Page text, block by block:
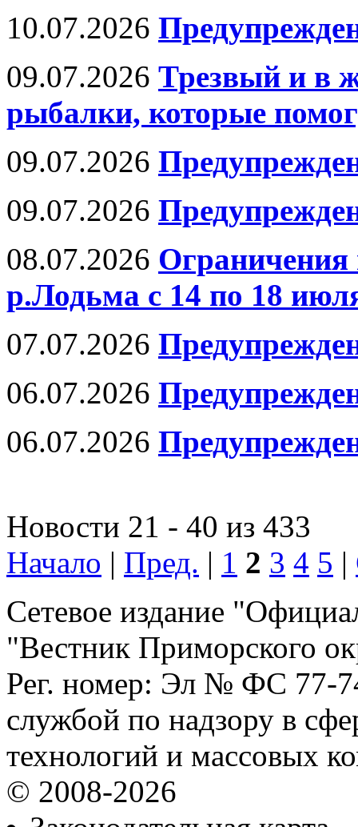
10.07.2026
09.07.2026 Трезвый и в
рыбалки, которые
09.07.2026
09.07.2026
08.07.2026 Ограничения
р.Лодьма с 14 по 18
07.07.2026
06.07.2026
06.07.2026
Новости 21 - 40 из 433
Начало | Пред. | 1 2 3 4 5 |
Сетевое издание
"Вестник Приморского
Рег. номер: Эл № ФС 77-
службой по надзору в
технологий и массовых
© 2008-2026